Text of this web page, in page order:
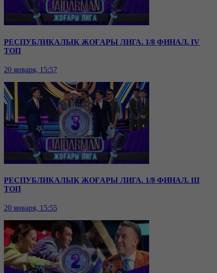
РЕСПУБЛИКАЛЫҚ ЖОҒАРЫ ЛИГА. 1/8 ФИНАЛ. IV
ТОП
20 января, 15:57
РЕСПУБЛИКАЛЫҚ ЖОҒАРЫ ЛИГА. 1/8 ФИНАЛ. III
ТОП
20 января, 15:55